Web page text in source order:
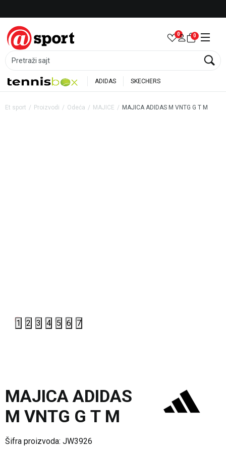
Pretraži sajt
0 0
ADIDAS SKECHERS
Et sport Proizvodi Odeća MAJICE MAJICA ADIDAS M VNTG G T M
1 2 3 4 5 6 7
MAJICA ADIDAS
M VNTG G T M
Šifra proizvoda: JW3926